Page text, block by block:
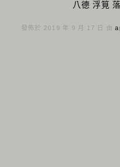
八德 浮筧
發佈於 2019 年 9 月 17 日 由